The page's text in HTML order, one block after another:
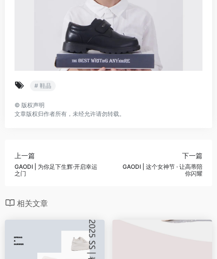
# 鞋品
© 版权声明
文章版权归作者所有，未经允许请勿转载。
上一篇
GAODI | 为你足下生辉·开启幸运
之门
下一篇
GAODI | 这个女神节 · 让高蒂陪
你闪耀
相关文章